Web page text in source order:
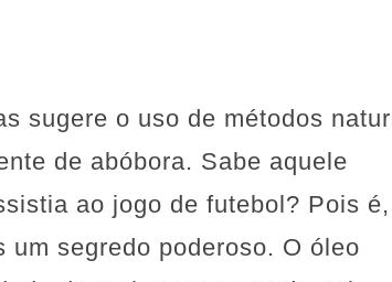
sugere o uso de métodos
de abóbora. Sabe aquele
ao jogo de futebol? Pois é,
um segredo poderoso. O óleo